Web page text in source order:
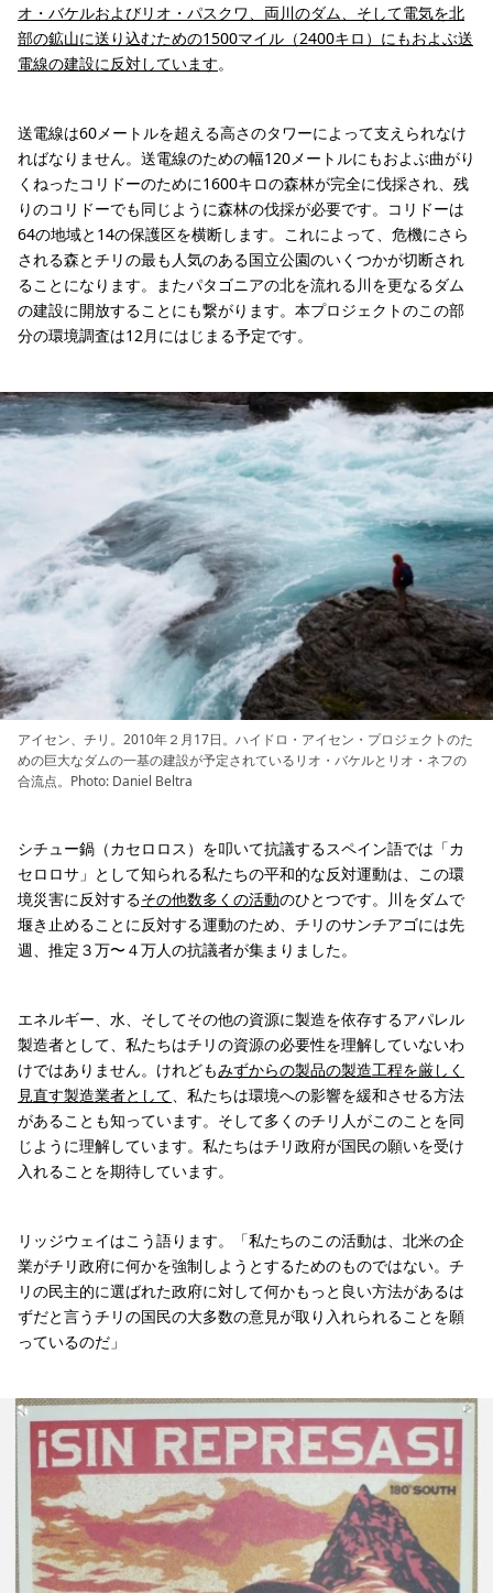
オ・バケルおよびリオ・パスクワ、両川のダム、そして電気を北
部の鉱山に送り込むための1500マイル（2400キロ）にもおよぶ送
電線の建設に反対しています。
送電線は60メートルを超える高さのタワーによって支えられなけ
ればなりません。送電線のための幅120メートルにもおよぶ曲がり
くねったコリドーのために1600キロの森林が完全に伐採され、残
りのコリドーでも同じように森林の伐採が必要です。コリドーは
64の地域と14の保護区を横断します。これによって、危機にさら
される森とチリの最も人気のある国立公園のいくつかが切断され
ることになります。またパタゴニアの北を流れる川を更なるダム
の建設に開放することにも繋がります。本プロジェクトのこの部
分の環境調査は12月にはじまる予定です。
アイセン、チリ。2010年２月17日。ハイドロ・アイセン・プロジェクトのた
めの巨大なダムの一基の建設が予定されているリオ・バケルとリオ・ネフの
合流点。Photo: Daniel Beltra
シチュー鍋（カセロロス）を叩いて抗議するスペイン語では「カ
セロロサ」として知られる私たちの平和的な反対運動は、この環
境災害に反対するその他数多くの活動のひとつです。川をダムで
堰き止めることに反対する運動のため、チリのサンチアゴには先
週、推定３万〜４万人の抗議者が集まりました。
エネルギー、水、そしてその他の資源に製造を依存するアパレル
製造者として、私たちはチリの資源の必要性を理解していないわ
けではありません。けれどもみずからの製品の製造工程を厳しく
見直す製造業者として、私たちは環境への影響を緩和させる方法
があることも知っています。そして多くのチリ人がこのことを同
じように理解しています。私たちはチリ政府が国民の願いを受け
入れることを期待しています。
リッジウェイはこう語ります。「私たちのこの活動は、北米の企
業がチリ政府に何かを強制しようとするためのものではない。チ
リの民主的に選ばれた政府に対して何かもっと良い方法があるは
ずだと言うチリの国民の大多数の意見が取り入れられることを願
っているのだ」